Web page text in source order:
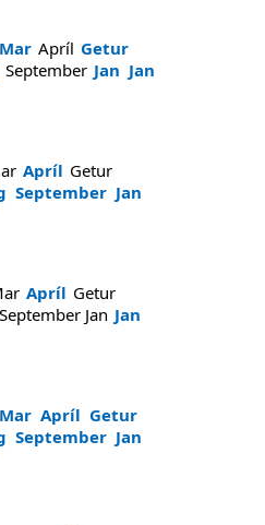
Mar Apríl Getur
September Jan Jan
Apríl Getur
September Jan
Apríl Getur
September Jan Jan
Mar Apríl Getur
September Jan